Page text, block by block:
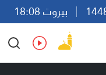
بيروت 18:08
Ar
En Fr Es